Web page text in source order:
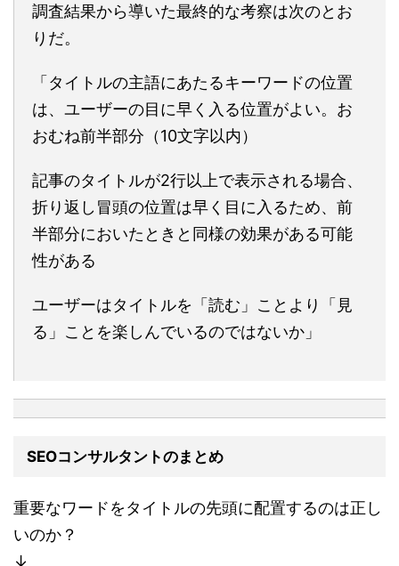
調査結果から導いた最終的な考察は次のとお
りだ。
「タイトルの主語にあたるキーワードの位置
は、ユーザーの目に早く入る位置がよい。お
おむね前半部分（10文字以内）
記事のタイトルが2行以上で表示される場合、
折り返し冒頭の位置は早く目に入るため、前
半部分においたときと同様の効果がある可能
性がある
ユーザーはタイトルを「読む」ことより「見
る」ことを楽しんでいるのではないか」
SEOコンサルタントのまとめ
重要なワードをタイトルの先頭に配置するのは正し
いのか？
↓